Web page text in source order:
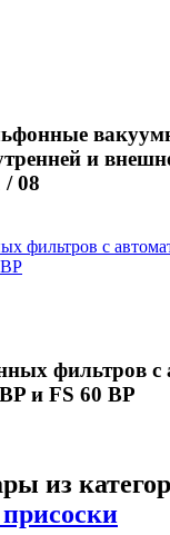
и
/ 08
фильтров с
и FS 60 BP
из